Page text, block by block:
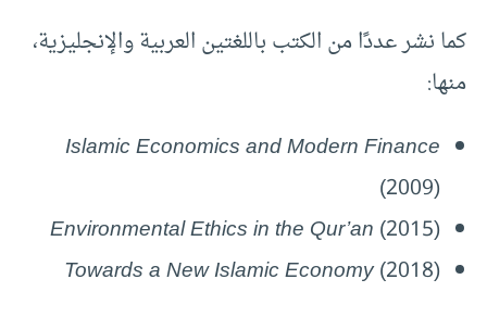
كما نشر عددًا من الكتب باللغتين العربية والإنجليزية،
منها:
Islamic Economics and Modern Finance
(2009)
Environmental Ethics in the Qur’an(2015)
Towards a New Islamic Economy(2018)